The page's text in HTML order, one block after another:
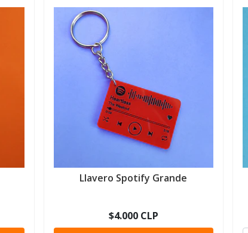
Llavero Spotify Grande
$4.000 CLP